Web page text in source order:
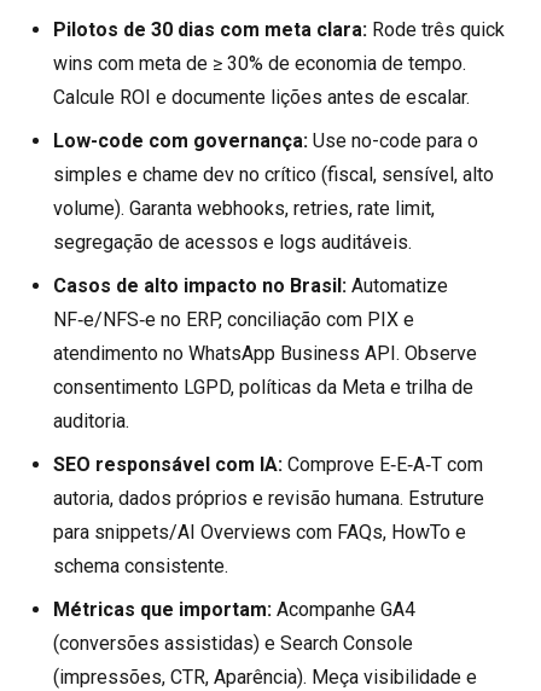
Pilotos de 30 dias com meta clara: Rode três quick
wins com meta de ≥ 30% de economia de tempo.
Calcule ROI e documente lições antes de escalar.
Low-code com governança: Use no-code para o
simples e chame dev no crítico (fiscal, sensível, alto
volume). Garanta webhooks, retries, rate limit,
segregação de acessos e logs auditáveis.
Casos de alto impacto no Brasil: Automatize
NF‑e/NFS‑e no ERP, conciliação com PIX e
atendimento no WhatsApp Business API. Observe
consentimento LGPD, políticas da Meta e trilha de
auditoria.
SEO responsável com IA: Comprove E‑E‑A‑T com
autoria, dados próprios e revisão humana. Estruture
para snippets/AI Overviews com FAQs, HowTo e
schema consistente.
Métricas que importam: Acompanhe GA4
(conversões assistidas) e Search Console
(impressões, CTR, Aparência). Meça visibilidade e